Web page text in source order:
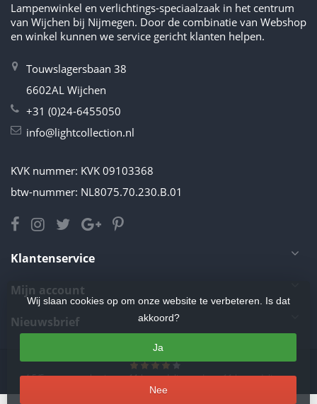
Lampenwinkel en verlichtings-speciaalzaak in het centrum
van Wijchen bij Nijmegen. Door de combinatie van Webshop
en winkel kunnen we service gericht klanten helpen.
Touwslagersbaan 38
6602AL Wijchen
+31 (0)24-6455050
info@lightcollection.nl
KVK nummer: KVK 09103368
btw-nummer: NL8075.70.230.B.01
Klantenservice
Mijn account
Nieuwsbrief
4.5/5sterren op basis van11beoordelingen.Lees 11 beoordelingen
Wij slaan cookies op om onze website te verbeteren. Is dat
akkoord?
Ja
Nee